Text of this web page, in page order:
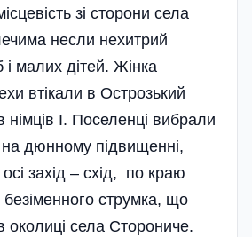
зі сторони села
несли нехитрий
малих дітей. Жінка
втікали в Острозький
німців І. Поселенці вибрали
дюнному підвищенні,
захід – схід, по краю
струмка, що
околиці села Сторониче.